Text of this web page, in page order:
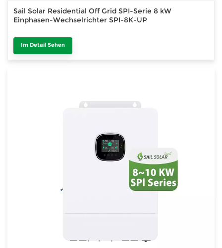
Sail Solar Residential Off Grid SPI-Serie 8 kW
Einphasen-Wechselrichter SPI-8K-UP
Im Detail Sehen